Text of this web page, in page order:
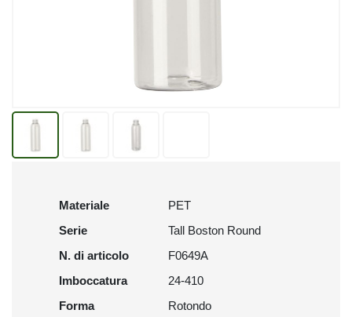
Materiale
PET
Serie
Tall Boston Round
N. di articolo
F0649A
Imboccatura
24-410
Forma
Rotondo